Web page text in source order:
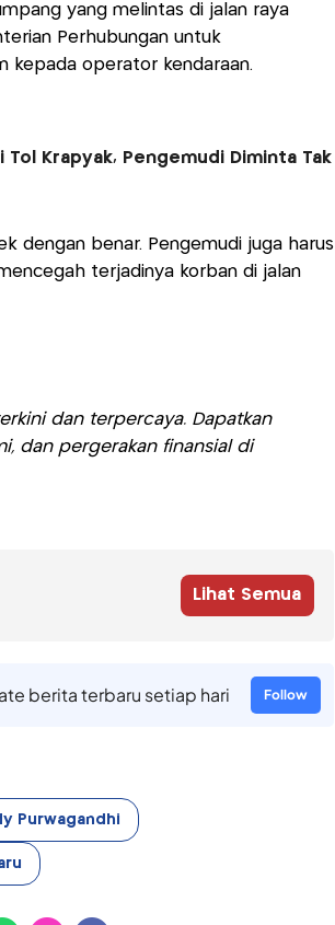
yang melintas di jalan raya
Perhubungan untuk
kepada operator kendaraan.
Krapyak, Pengemudi Diminta Tak
dengan benar. Pengemudi juga harus
terjadinya korban di jalan
dan terpercaya. Dapatkan
dan pergerakan finansial di
Lihat Semua
berita terbaru setiap hari Follow
Purwagandhi